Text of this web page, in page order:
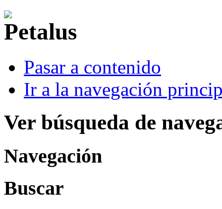
Pasar a contenido
Ir a la navegación
Ver búsqueda de
Navegación
Buscar